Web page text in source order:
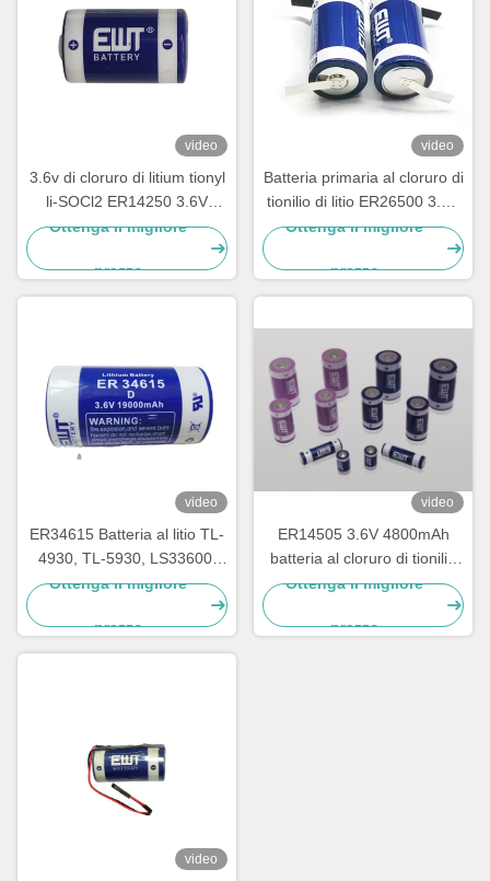
video
3.6v di cloruro di litium tionyl
li-SOCl2 ER14250 3.6V
1200mAh 1/2AA TL-4902,
TLL-5902, LS14250, XL-
050F, SB-AA02, PT-2150
Ottenga il migliore
prezzo
video
Batteria primaria al cloruro di
tionilio di litio ER26500 3.6V
8500mAh LSH14 Batteria al
Ottenga il migliore
prezzo
video
ER34615 Batteria al litio TL-
4930, TL-5930, LS33600,
LS33600C, XL-200F, XL-
205F, SB-D01, SB-D02, PT-
2300
Ottenga il migliore
prezzo
video
ER14505 3.6V 4800mAh
batteria al cloruro di tionilio
di litio
Ottenga il migliore
prezzo
video